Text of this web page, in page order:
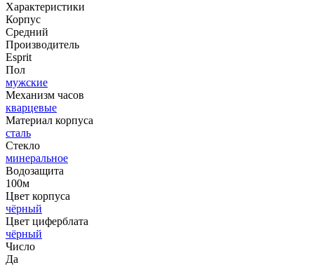
Характеристики
Корпус
Средний
Производитель
Esprit
Пол
мужские
Механизм часов
кварцевые
Материал корпуса
сталь
Стекло
минеральное
Водозащита
100м
Цвет корпуса
чёрный
Цвет циферблата
чёрный
Число
Да